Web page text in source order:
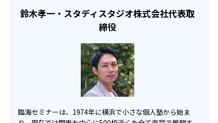
鈴木孝一・スタディスタジオ株式会社代表取
締役
臨海セミナーは、1974年に横浜で小さな個人塾から始ま